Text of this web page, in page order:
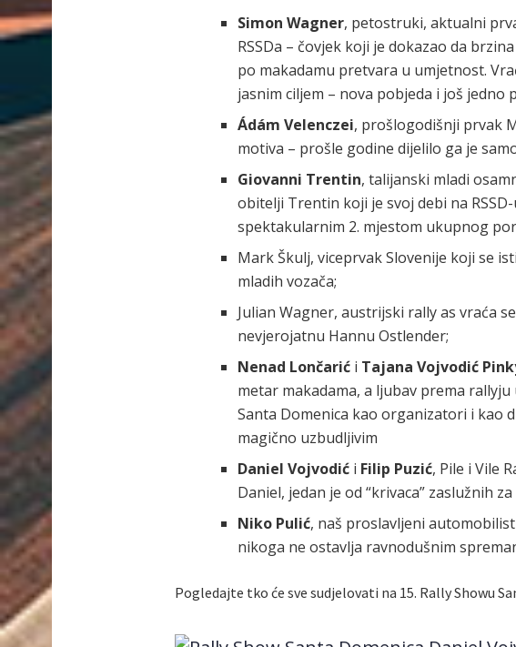
Simon Wagner, petostruki, aktualni
RSSDa – čovjek koji je dokazao da
po makadamu pretvara u umjetnost.
jasnim ciljem – nova pobjeda i još jedno
Ádám Velenczei, prošlogodišnji prvak
motiva – prošle godine dijelilo ga je
Giovanni Trentin, talijanski mladi
obitelji Trentin koji je svoj debi na
spektakularnim 2. mjestom ukupnog
Mark Škulj, viceprvak Slovenije koji se
mladih vozača;
Julian Wagner, austrijski rally as vraća
nevjerojatnu Hannu Ostlender;
Nenad Lončarić i Tajana Vojvodić
metar makadama, a ljubav prema
Santa Domenica kao organizatori i kao
magično uzbudljivim
Daniel Vojvodić i Filip Puzić, Pile i Vile
Daniel, jedan je od “krivaca” zaslužnih
Niko Pulić, naš proslavljeni
nikoga ne ostavlja ravnodušnim
Pogledajte tko će sve sudjelovati na 15. Rally Showu